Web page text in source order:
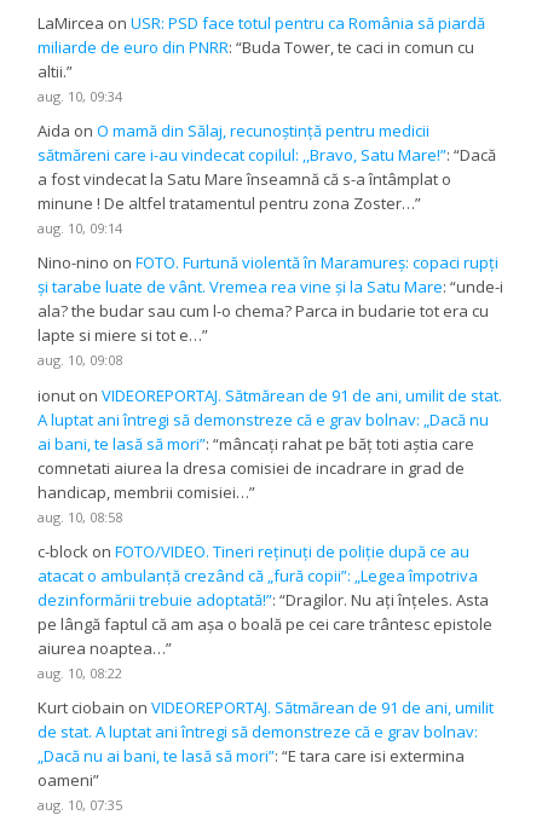
LaMircea onUSR: PSD face totul pentru ca România să piardă
miliarde de euro din PNRR: “Buda Tower, te caci in comun cu
altii.”
aug. 10, 09:34
Aida onO mamă din Sălaj, recunoștință pentru medicii
sătmăreni care i-au vindecat copilul: ,,Bravo, Satu Mare!”: “Dacă
a fost vindecat la Satu Mare înseamnă că s-a întâmplat o
minune ! De altfel tratamentul pentru zona Zoster…”
aug. 10, 09:14
Nino-nino onFOTO. Furtună violentă în Maramureș: copaci rupți
și tarabe luate de vânt. Vremea rea vine și la Satu Mare: “unde-i
ala? the budar sau cum l-o chema? Parca in budarie tot era cu
lapte si miere si tot e…”
aug. 10, 09:08
ionut onVIDEOREPORTAJ. Sătmărean de 91 de ani, umilit de stat.
A luptat ani întregi să demonstreze că e grav bolnav: „Dacă nu
ai bani, te lasă să mori”: “mâncaţi rahat pe băţ toti aştia care
comnetati aiurea la dresa comisiei de incadrare in grad de
handicap, membrii comisiei…”
aug. 10, 08:58
c-block onFOTO/VIDEO. Tineri reținuți de poliție după ce au
atacat o ambulanță crezând că „fură copii”: „Legea împotriva
dezinformării trebuie adoptată!”: “Dragilor. Nu ați înțeles. Asta
pe lângă faptul că am așa o boală pe cei care trântesc epistole
aiurea noaptea…”
aug. 10, 08:22
Kurt ciobain onVIDEOREPORTAJ. Sătmărean de 91 de ani, umilit
de stat. A luptat ani întregi să demonstreze că e grav bolnav:
„Dacă nu ai bani, te lasă să mori”: “E tara care isi extermina
oameni”
aug. 10, 07:35